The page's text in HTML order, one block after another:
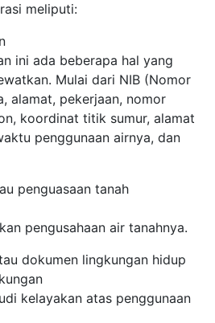
meliputi:
ini ada beberapa hal yang
Mulai dari NIB (Nomor
alamat, pekerjaan, nomor
koordinat titik sumur, alamat
penggunaan airnya, dan
penguasaan tanah
pengusahaan air tanahnya.
dokumen lingkungan hidup
kelayakan atas penggunaan